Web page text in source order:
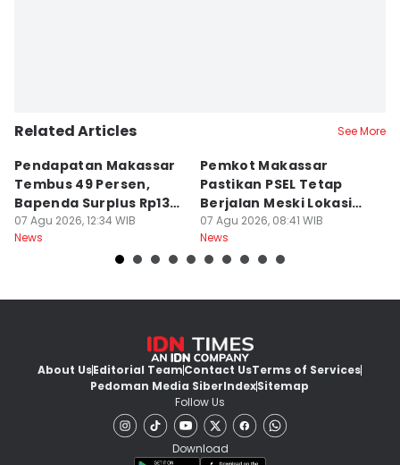
Related Articles See More
Pendapatan Makassar
Tembus 49 Persen,
Bapenda Surplus Rp130
Miliar
07 Agu 2026, 12:34 WIB
News
Pemkot Makassar
Pastikan PSEL Tetap
Berjalan Meski Lokasi
Belum Final
07 Agu 2026, 08:41 WIB
News
About UsEditorial TeamContact UsTerms of Services
Pedoman Media SiberIndexSitemap
Follow Us
Download